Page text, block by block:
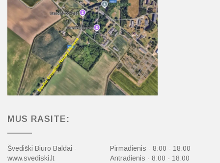
MUS RASITE:
Švediški Biuro Baldai -
www.svediski.lt
Pirmadienis - 8:00 - 18:00
Antradienis - 8:00 - 18:00